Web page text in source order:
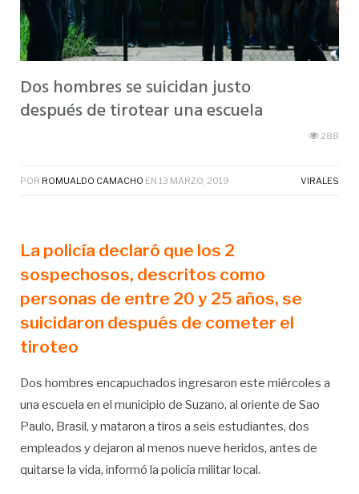
Dos hombres se suicidan justo
después de tirotear una escuela
288
POR ROMUALDO CAMACHO EN 13 MARZO, 2019 VIRALES
La policía declaró que los 2
sospechosos, descritos como
personas de entre 20 y 25 años, se
suicidaron después de cometer el
tiroteo
Dos hombres encapuchados ingresaron este miércoles a
una escuela en el municipio de Suzano, al oriente de Sao
Paulo, Brasil, y mataron a tiros a seis estudiantes, dos
empleados y dejaron al menos nueve heridos, antes de
quitarse la vida, informó la policía militar local.